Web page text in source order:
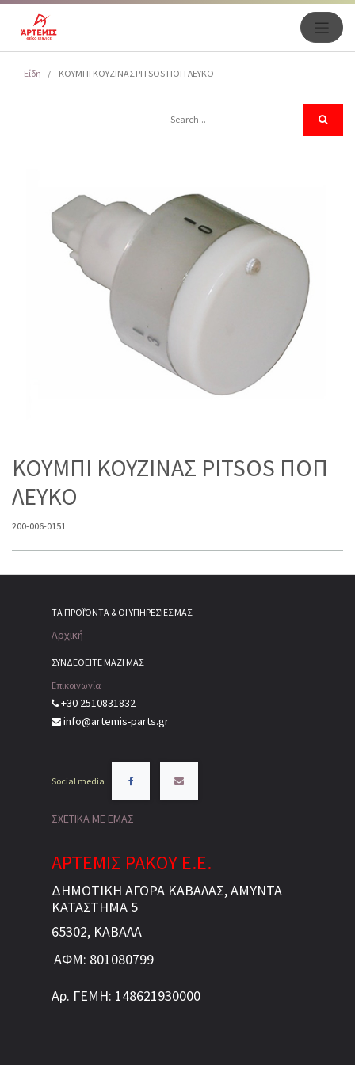
Είδη ΚΟΥΜΠΙ ΚΟΥΖΙΝΑΣ PITSOS ΠΟΠ ΛΕΥΚΟ
ΚΟΥΜΠΙ ΚΟΥΖΙΝΑΣ PITSOS ΠΟΠ
ΛΕΥΚΟ
200-006-0151
ΤΑ ΠΡΟΪΌΝΤΑ & ΟΙ ΥΠΗΡΕΣΊΕΣ ΜΑΣ
Αρχική
ΣΥΝΔΕΘΕΙΤΕ ΜΑΖΙ ΜΑΣ
Επικοινωνία
+30 2510831832
info@artemis-parts.gr
Social media
ΣΧΕΤΙΚΑ ΜΕ ΕΜΑΣ
ΑΡΤΕΜΙΣ ΡΑΚΟΥ Ε.Ε.
ΔΗΜΟΤΙΚΗ ΑΓΟΡΑ ΚΑΒΑΛΑΣ, ΑΜΥΝΤΑ
ΚΑΤΑΣΤΗΜΑ 5
65302, ΚΑΒΑΛΑ
ΑΦΜ: 801080799
Αρ. ΓΕΜΗ: 148621930000